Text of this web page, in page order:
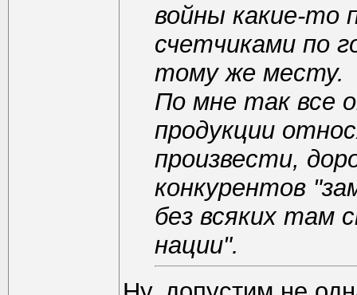
войны какие-то
счетчиками по
тому же месту.
По мне так все
продукции
произвести,
конкурентов
без всяких там
нации".